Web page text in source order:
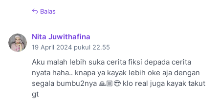
Balas
Nita Juwithafina
19 April 2024 pukul 22.55
Aku malah lebih suka cerita fiksi depada cerita
nyata haha.. knapa ya kayak lebih oke aja dengan
segala bumbu2nya 🙏🏼😎 klo real juga kayak takut
gt